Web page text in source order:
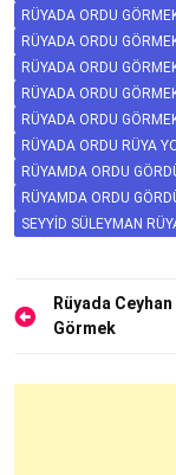
RÜYADA ORDU
RÜYADA ORDU
RÜYADA ORDU
RÜYADA ORDU
RÜYADA ORDU
RÜYADA ORDU RÜYA
RÜYAMDA ORDU
RÜYAMDA ORDU
SEYYID SÜLEYMAN
Yazı
gezinmesi
Rüyada
Görmek